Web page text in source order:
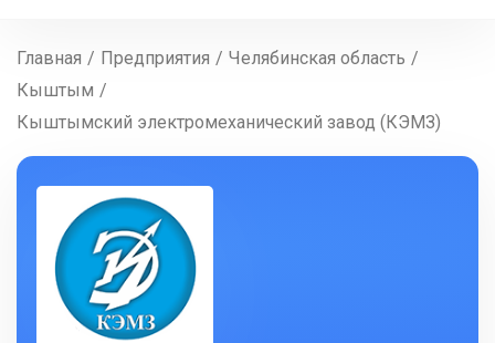
Главная / Предприятия / Челябинская область /
Кыштым /
Кыштымский электромеханический завод (КЭМЗ)